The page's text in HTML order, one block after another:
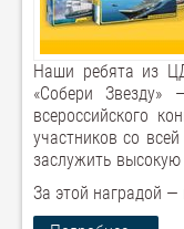
Наши ребята из
«Собери Звезду»
всероссийского
участников со
заслужить
За этой наградой